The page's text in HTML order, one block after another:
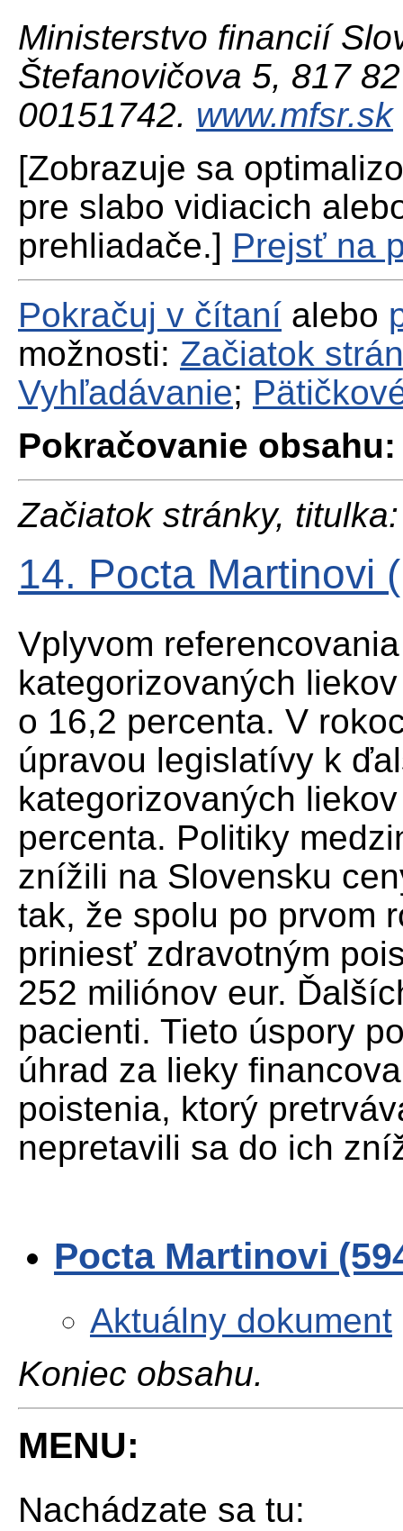
Ministerstvo financií
Štefanovičova 5, 817
00151742. www.mfsr.sk
[Zobrazuje sa
pre slabo vidiacich
prehliadače.] Prejsť na
Pokračuj v čítaní alebo
možnosti: Začiatok
Vyhľadávanie;
Pokračovanie obsahu:
Začiatok stránky, titulka:
14. Pocta Martinovi
Vplyvom
kategorizovaných
o 16,2 percenta. V
úpravou legislatívy k
kategorizovaných
percenta. Politiky
znížili na Slovensku
tak, že spolu po prvom
priniesť zdravotným
252 miliónov eur.
pacienti. Tieto úspory
úhrad za lieky
poistenia, ktorý
nepretavili sa do ich
Pocta Martinovi
Aktuálny dokument
Koniec obsahu.
MENU:
Nachádzate sa tu: